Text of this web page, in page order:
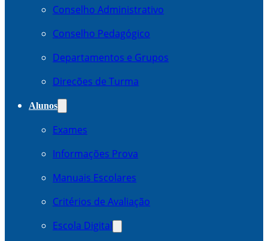
Conselho Administrativo
Conselho Pedagógico
Departamentos e Grupos
Direcões de Turma
Alunos
Exames
Informações Prova
Manuais Escolares
Critérios de Avaliação
Escola Digital